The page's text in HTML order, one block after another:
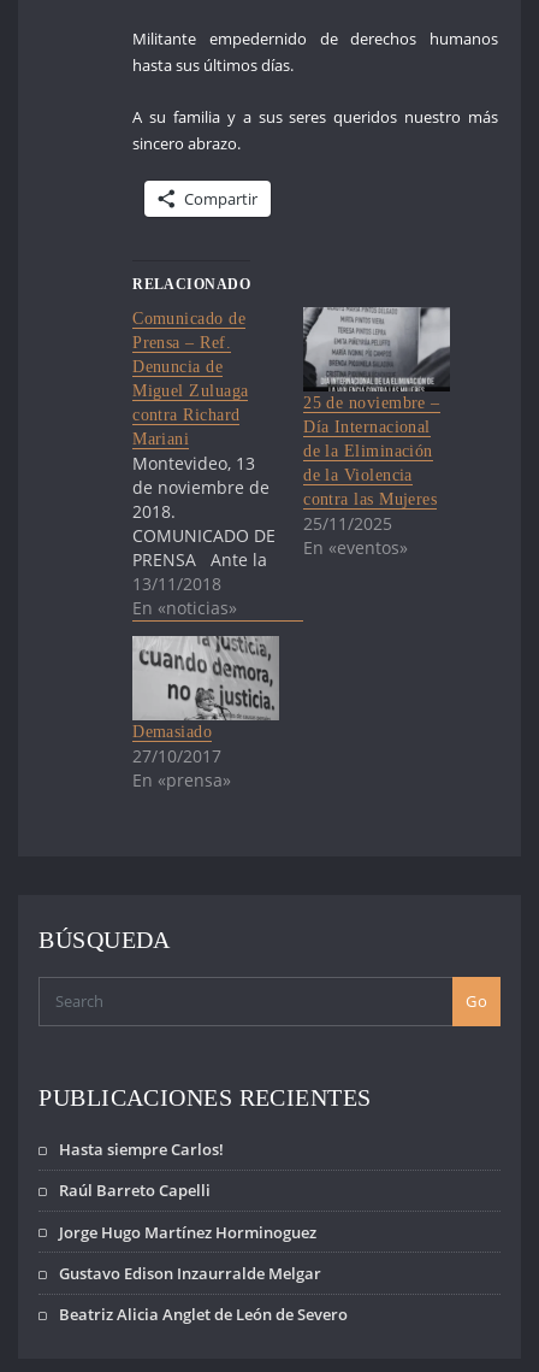
Militante empedernido de derechos humanos
hasta sus últimos días.
A su familia y a sus seres queridos nuestro más
sincero abrazo.
Compartir
RELACIONADO
Comunicado de
Prensa – Ref.
Denuncia de
Miguel Zuluaga
contra Richard
Mariani
Montevideo, 13
de noviembre de
2018.
COMUNICADO DE
PRENSA Ante la
denuncia
presentada por
Miguel Angel
Zuluaga contra
Richard Mariani,
integrante de la
Asociación Civil
Relbeldía
Organizada, la
expresa que: 1 -
13/11/2018
En «noticias»
25 de noviembre –
Día Internacional
de la Eliminación
de la Violencia
contra las Mujeres
25/11/2025
En «eventos»
Demasiado
27/10/2017
En «prensa»
BÚSQUEDA
Go
PUBLICACIONES RECIENTES
Hasta siempre Carlos!
Raúl Barreto Capelli
Jorge Hugo Martínez Horminoguez
Gustavo Edison Inzaurralde Melgar
Beatriz Alicia Anglet de León de Severo